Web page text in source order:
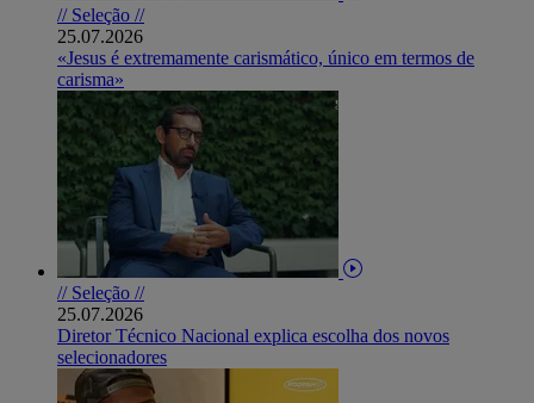
// Seleção //
25.07.2026
«Jesus é extremamente carismático, único em termos de
carisma»
// Seleção //
25.07.2026
Diretor Técnico Nacional explica escolha dos novos
selecionadores